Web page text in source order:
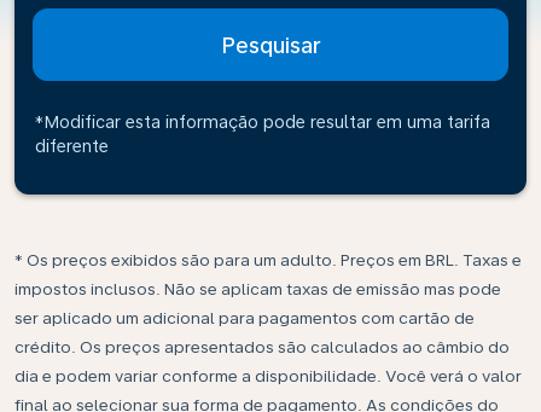
Pesquisar
*Modificar esta informação pode resultar em uma tarifa
diferente
* Os preços exibidos são para um adulto. Preços em BRL. Taxas e
impostos inclusos. Não se aplicam taxas de emissão mas pode
ser aplicado um adicional para pagamentos com cartão de
crédito. Os preços apresentados são calculados ao câmbio do
dia e podem variar conforme a disponibilidade. Você verá o valor
final ao selecionar sua forma de pagamento. As condições do